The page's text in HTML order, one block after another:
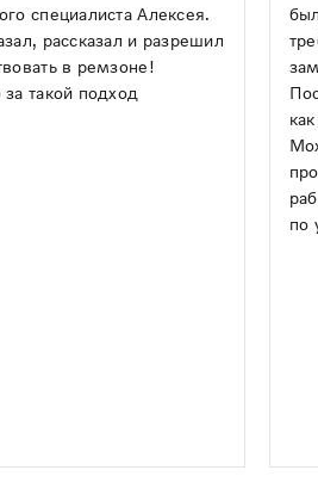
специалиста Алексея.
рассказал и разрешил
в ремзоне!
такой подход
по